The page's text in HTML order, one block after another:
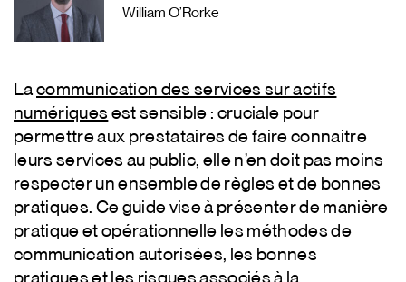
William O’Rorke
Lacommunication des services sur actifs
numériques est sensible : cruciale pour
permettre aux prestataires de faire connaitre
leurs services au public, elle n’en doit pas moins
respecter un ensemble de règles et de bonnes
pratiques. Ce guide vise à présenter de manière
pratique et opérationnelle les méthodes de
communication autorisées, les bonnes
pratiques et les risques associés à la